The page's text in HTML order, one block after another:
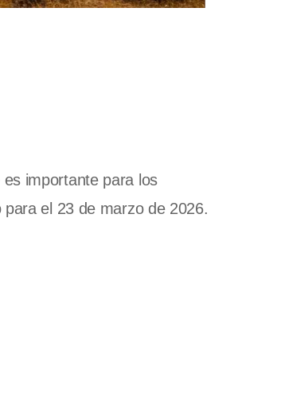
importante para los
el 23 de marzo de 2026.